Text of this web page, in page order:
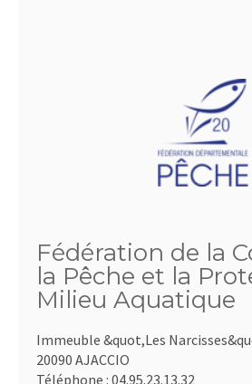
Fédération de la
la Pêche et la
Milieu Aquatique
Immeuble &quot,Les
20090 AJACCIO
Téléphone : 04.95.23.13.32